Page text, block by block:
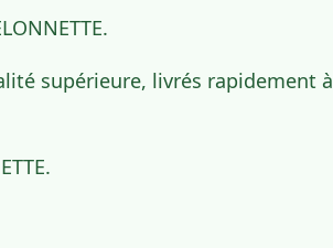
supérieure, livrés rapidement à